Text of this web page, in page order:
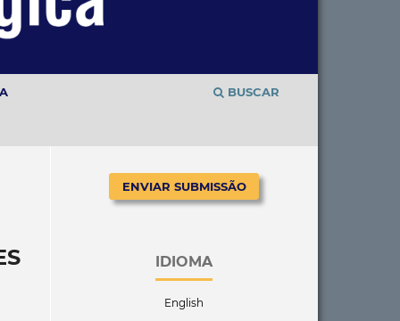
BUSCAR
ENVIAR SUBMISSÃO
IDIOMA
English